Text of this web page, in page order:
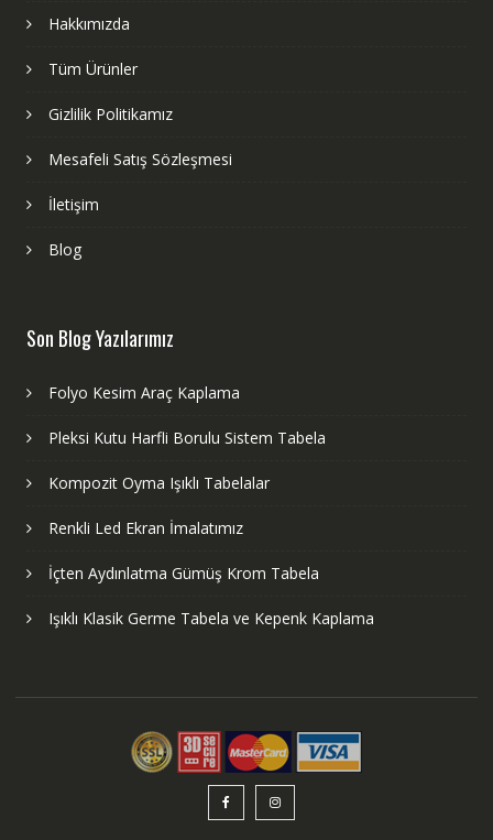
Hakkımızda
Tüm Ürünler
Gizlilik Politikamız
Mesafeli Satış Sözleşmesi
İletişim
Blog
Son Blog Yazılarımız
Folyo Kesim Araç Kaplama
Pleksi Kutu Harfli Borulu Sistem Tabela
Kompozit Oyma Işıklı Tabelalar
Renkli Led Ekran İmalatımız
İçten Aydınlatma Gümüş Krom Tabela
Işıklı Klasik Germe Tabela ve Kepenk Kaplama